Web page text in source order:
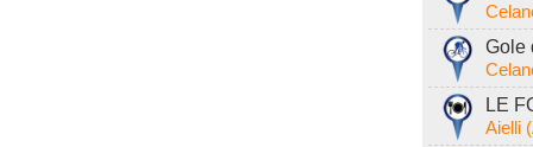
Gole
LE
Aielli